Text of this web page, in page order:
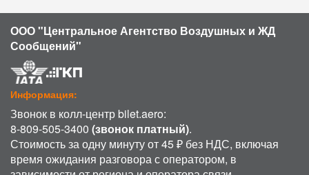
ООО "Центральное Агентство Воздушных и ЖД
Сообщений"
Информация:
Звонок в колл-центр bilet.aero:
8-809-505-3400 (звонок платный).
Стоимость за одну минуту от 45 ₽ без НДС, включая
время ожидания разговора с оператором, в